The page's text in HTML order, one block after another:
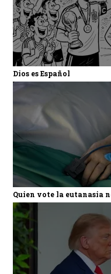
Dios es Español
Quien vote la eutanasia